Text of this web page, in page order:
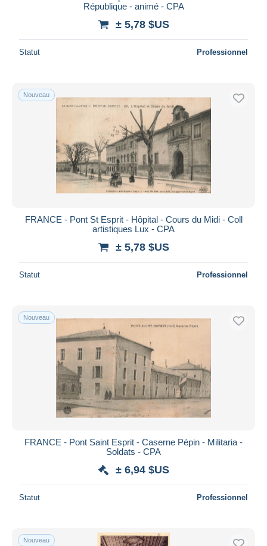
République - animé - CPA
± 5,78 $US
Statut Professionnel
Nouveau
FRANCE - Pont St Esprit - Hôpital - Cours du Midi - Coll
artistiques Lux - CPA
± 5,78 $US
Statut Professionnel
Nouveau
FRANCE - Pont Saint Esprit - Caserne Pépin - Militaria -
Soldats - CPA
± 6,94 $US
Statut Professionnel
Nouveau